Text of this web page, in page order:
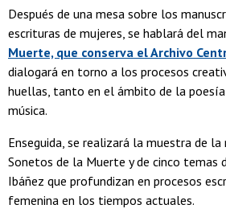
Después de una mesa sobre los
escrituras de mujeres, se hablará del
Muerte, que conserva el Archivo
dialogará en torno a los procesos
huellas, tanto en el ámbito de la
música.
Enseguida, se realizará la muestra de
Sonetos de la Muerte y de cinco temas
Ibáñez que profundizan en procesos
femenina en los tiempos actuales.